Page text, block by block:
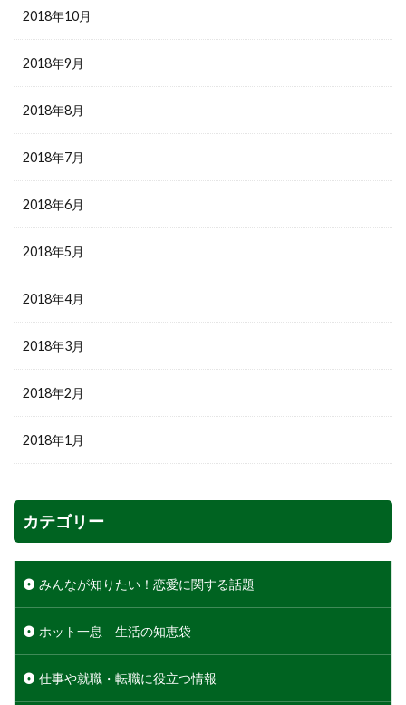
2018年10月
2018年9月
2018年8月
2018年7月
2018年6月
2018年5月
2018年4月
2018年3月
2018年2月
2018年1月
カテゴリー
みんなが知りたい！恋愛に関する話題
ホット一息 生活の知恵袋
仕事や就職・転職に役立つ情報